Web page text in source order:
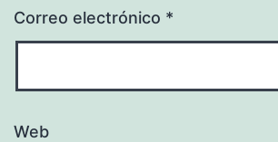
Correo electrónico *
Web